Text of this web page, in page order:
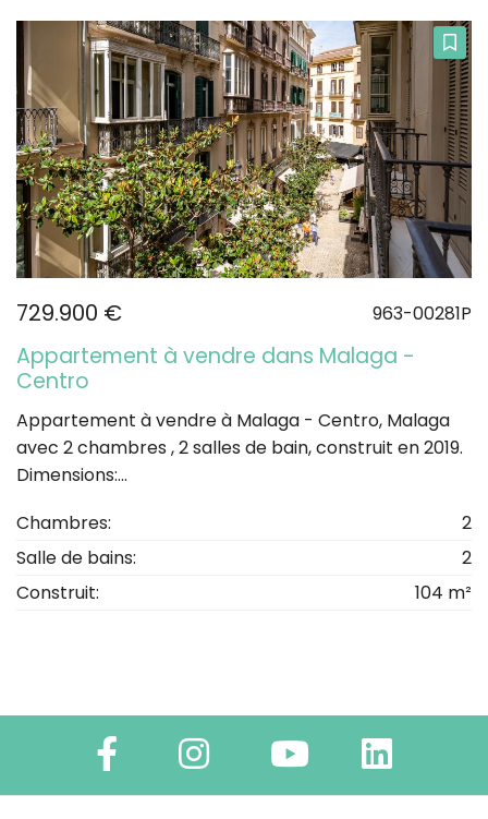
729.900 € 963-00281P
Appartement à vendre dans Malaga -
Centro
Appartement à vendre à Malaga - Centro, Malaga
avec 2 chambres , 2 salles de bain, construit en 2019.
Dimensions:...
Chambres:
2
Salle de bains:
2
Construit:
104 m²